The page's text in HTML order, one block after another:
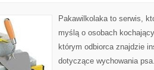
Pakawilkolaka to serwis,
myślą o osobach
którym odbiorca znajdzie
dotyczące wychowania